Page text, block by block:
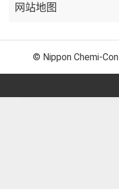
网站地图
© Nippon Chemi-